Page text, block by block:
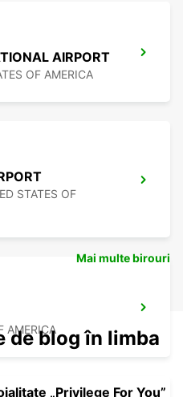
AIRPORT
OF AMERICA
STATES OF
AMERICA
Mai multe birouri
de blog în limba
„Privilege For You”